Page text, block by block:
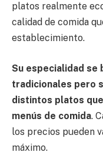
platos realmente
calidad de comida
establecimiento.
Su especialidad se
tradicionales pero
distintos platos
menús de comida.
los precios pueden
máximo.